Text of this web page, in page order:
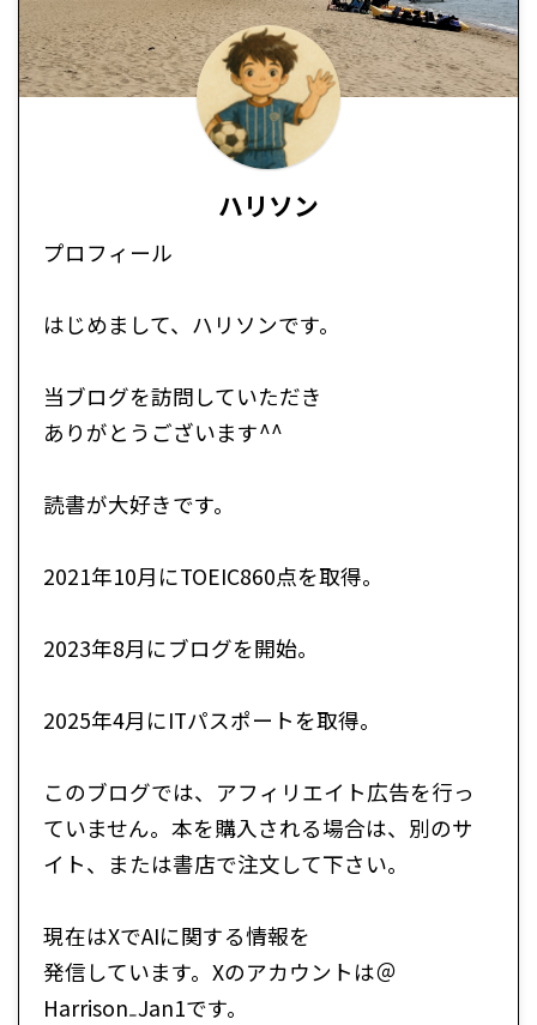
ハリソン
プロフィール
はじめまして、ハリソンです。
当ブログを訪問していただき
ありがとうございます^^
読書が大好きです。
2021年10月にTOEIC860点を取得。
2023年8月にブログを開始。
2025年4月にITパスポートを取得。
このブログでは、アフィリエイト広告を行っ
ていません。本を購入される場合は、別のサ
イト、または書店で注文して下さい。
現在はXでAIに関する情報を
発信しています。Xのアカウントは＠
Harrison₋Jan1です。